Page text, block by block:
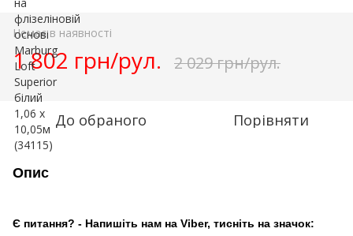
Немає в наявності
1 802 грн/рул. 2 029 грн/рул.
До обраного Порівняти
Опис
Є питання? - Напишіть нам на Viber, тисніть на значок: